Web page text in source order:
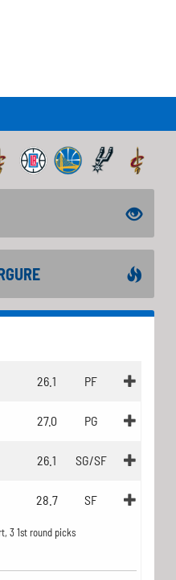
26.1 PF
27.0 PG
26.1 SG/SF
28.7 SF
3 1st round picks